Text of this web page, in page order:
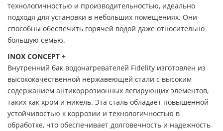
технологичностью и производительностью, идеально
подходя для установки в небольших помещениях. Они
способны обеспечить горячей водой даже относительно
большую семью.
INOX CONCEPT +
Внутренний бак водонагревателей Fidelity изготовлен из
высококачественной нержавеющей стали с высоким
содержанием антикоррозионных легирующих элементов,
таких как хром и никель. Эта сталь обладает повышенной
устойчивостью к коррозии и технологичностью в
обработке, что обеспечивает долговечность и надежность